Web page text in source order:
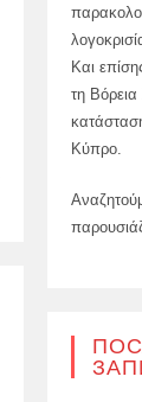
Και
τη Βόρεια
Κύπρο.